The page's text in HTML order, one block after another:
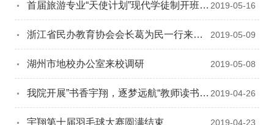
首届旅游专业“天使计划”现代学徒制开班仪 2019-05-16
浙江省民办教育协会会长葛为民一行来校
2019-05-09
湖州市地校办公室来校调研 2019-05-08
我院开展”书香宇翔，逐梦远航“教师读书活 2019-04-26
宇翔第十届羽毛球大赛圆满结束 2019-04-23